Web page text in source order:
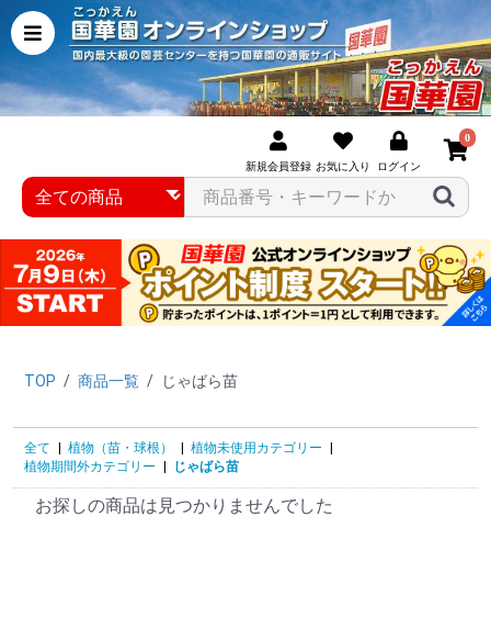
新規会員登録 お気に入り ログイン
0
TOP / 商品一覧 / じゃばら苗
全て | 植物（苗・球根） | 植物未使用カテゴリー |
植物期間外カテゴリー | じゃばら苗
お探しの商品は見つかりませんでした